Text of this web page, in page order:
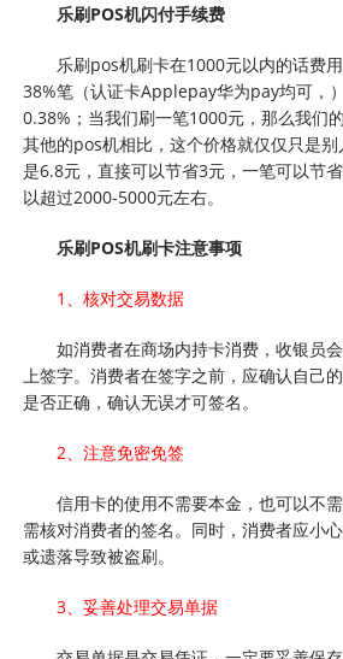
乐刷POS机闪付手续费
乐刷pos机刷卡在1000元以内的话费
38%笔（认证卡Applepay华为pay均可，
0.38%；当我们刷一笔1000元，那么我们
其他的pos机相比，这个价格就仅仅只是
是6.8元，直接可以节省3元，一笔可以节
以超过2000-5000元左右。
乐刷POS机刷卡注意事项
1、核对交易数据
如消费者在商场内持卡消费，收银员
上签字。消费者在签字之前，应确认自己
是否正确，确认无误才可签名。
2、注意免密免签
信用卡的使用不需要本金，也可以不
需核对消费者的签名。同时，消费者应小
或遗落导致被盗刷。
3、妥善处理交易单据